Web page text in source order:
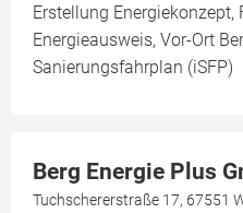
Erstellung
Energieausweis, Vor-Ort
Sanierungsfahrplan (iSFP)
Berg Energie Plus
Tuchschererstraße 17, 67551